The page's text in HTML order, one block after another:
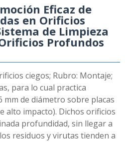
Eficaz de
en Orificios
de Limpieza
Profundos
ciegos; Rubro: Montaje;
para lo cual practica
de diámetro sobre placas
alto impacto). Dichos orificios
profundidad, sin llegar a
residuos y virutas tienden a